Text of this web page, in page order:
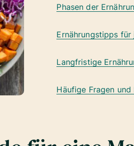
Phasen der
Ernährungstipps für
Langfristige
Häufige Fragen und